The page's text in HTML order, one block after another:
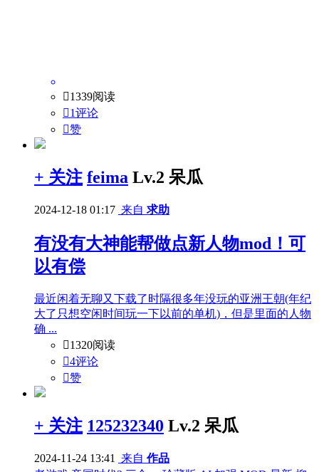
1339阅读
1评论
赞
+ 关注 feima Lv.2 呆瓜
2024-12-18 01:17 来自 求助
有没有大神能帮做点新人物mod！可
以有偿
最近闲着无聊又下载了时隔很多年没玩的亚洲王朝(年纪
大了只想空闲时间玩一下以前的单机)，但是里面的人物
确 ...
1320阅读
4评论
赞
+ 关注 125232340 Lv.2 呆瓜
2024-11-24 13:41 来自 作品